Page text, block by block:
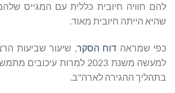
שהיא הייתה חיובית מאוד.
כפי שמראה דוח הסקר, שיעור שביעות
למעשה משנת 2023 למרות
בתהליך ההגירה לארה"ב.